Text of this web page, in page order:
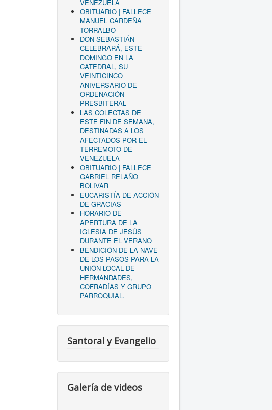
VENEZUELA
OBITUARIO | FALLECE
MANUEL CARDEÑA
TORRALBO
DON SEBASTIÁN
CELEBRARÁ, ESTE
DOMINGO EN LA
CATEDRAL, SU
VEINTICINCO
ANIVERSARIO DE
ORDENACIÓN
PRESBITERAL
LAS COLECTAS DE
ESTE FIN DE SEMANA,
DESTINADAS A LOS
AFECTADOS POR EL
TERREMOTO DE
VENEZUELA
OBITUARIO | FALLECE
GABRIEL RELAÑO
BOLIVAR
EUCARISTÍA DE ACCIÓN
DE GRACIAS
HORARIO DE
APERTURA DE LA
IGLESIA DE JESÚS
DURANTE EL VERANO
BENDICIÓN DE LA NAVE
DE LOS PASOS PARA LA
UNIÓN LOCAL DE
HERMANDADES,
COFRADÍAS Y GRUPO
PARROQUIAL.
Santoral y Evangelio
Galería de videos